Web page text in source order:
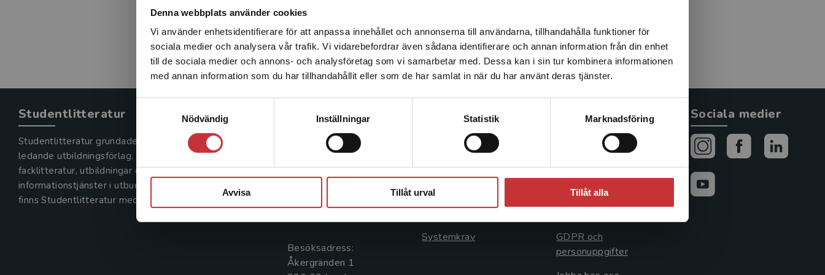
Denna webbplats använder cookies
Vi använder enhetsidentifierare för att anpassa innehållet och annonserna till användarna, tillhandahålla funktioner för
sociala medier och analysera vår trafik. Vi vidarebefordrar även sådana identifierare och annan information från din enhet
till de sociala medier och annons- och analysföretag som vi samarbetar med. Dessa kan i sin tur kombinera informationen
med annan information som du har tillhandahållit eller som de har samlat in när du har använt deras tjänster.
Nödvändig
Inställningar Statistik Marknadsföring
Avvisa Tillåt urval Tillåt alla
Det verkar som att du besöker studentlitteratur.se via en
enhet utanför Sverige. Vi erbjuder inte leveranser utanför
Sverige. För att kunna slutföra ett köp måste
leveransadressen vara i Sverige.Läs mer
palestinska territorierna.
Studentlitteratur
Studentlitteratur grundades 1963 och är idag Sveriges
ledande utbildningsförlag. Med läromedel, kurslitteratur,
facklitteratur, utbildningar och digitala
informationstjänster i utbudet,
finns Studentlitteratur med längs hela kunskapsresan.
Kontakta oss
Kontakta oss
046-31 20 00
Box 141
221 00 Lund
Besöksadress:
Åkergränden 1
Kundservice
Kontakta kundservice
046-31 21 00
Frågor och svar
Systemkrav
Allmänna länkar
Avtal och rättigheter
Cookies
GDPR och
personuppgifter
Sociala medier